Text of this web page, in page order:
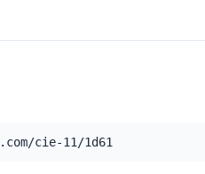
cie-11/1d61